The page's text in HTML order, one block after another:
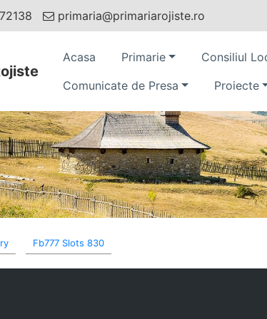
primaria@primariarojiste.ro
Acasa Primarie Consiliul
Comunicate de Presa
Proiecte
Fb777 Slots 830